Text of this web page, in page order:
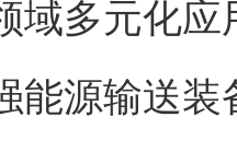
域多元化应
源输送装